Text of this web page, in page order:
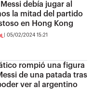
Messi debía jugar al
la mitad del partido
en Hong Kong
05/02/2024 15:21
rompió una figura
de una patada tras
ver al argentino